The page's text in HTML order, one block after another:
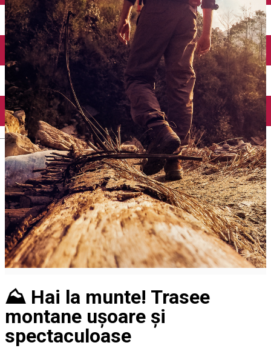
English
⛰️ Hai la munte! Trasee
montane ușoare și
spectaculoase